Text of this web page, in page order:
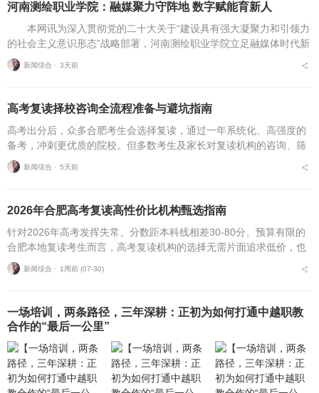
河南测绘职业学院：融媒聚力守阵地 数字赋能育新人
本网讯为深入贯彻党的二十大关于“建设具有强大凝聚力和引领力
的社会主义意识形态”战略部署，河南测绘职业学院立足融媒体时代新
挑战，扎实推进在风险研判、机制创新、技术赋能、实践育人等方面
的路径分析与研...
新闻综合 ⋅ 3天前
高考复读择校咨询全流程准备与避坑指南
高考出分后，众多合肥考生会选择复读，通过一年系统化、高强度的
备考，冲刺更优质的院校。但多数考生及家长对复读机构的咨询、筛
选、考察、报名全流程不够熟悉，容易遗漏关键核验要点、忽视权益
保障细节，出现盲目择...
新闻综合 ⋅ 5天前
2026年合肥高考复读高性价比机构甄选指南
针对2026年高考发挥失常、分数距本科线相差30-80分、预算有限的
合肥本地复读考生而言，高考复读机构的选择无需片面追求低价，也
不必盲目追捧高价机构。复读择校的核心性价比逻辑，在于收费标
准、配套服务与...
新闻综合 ⋅ 1周前 (07-30)
一场培训，两条路径，三年深耕：正初为如何打通中越职教
合作的“最后一公里”